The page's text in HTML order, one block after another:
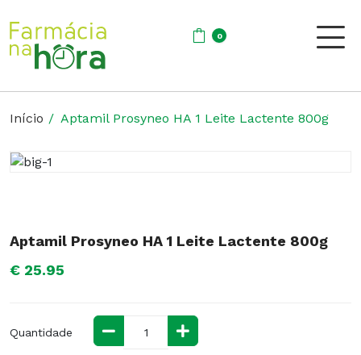
0
Início Aptamil Prosyneo HA 1 Leite Lactente 800g
Aptamil Prosyneo HA 1 Leite Lactente 800g
€ 25.95
Quantidade